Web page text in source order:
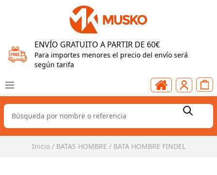
ENVÍO GRATUITO A PARTIR DE 60€
Para importes menores el precio del envío será
según tarifa
Inicio / BATAS HOMBRE / BATA HOMBRE FINDEL